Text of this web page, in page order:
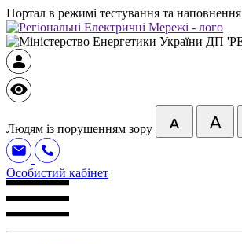
Портал в режимі тестування та наповнення
Людям із порушенням зору
Особистий кабінет